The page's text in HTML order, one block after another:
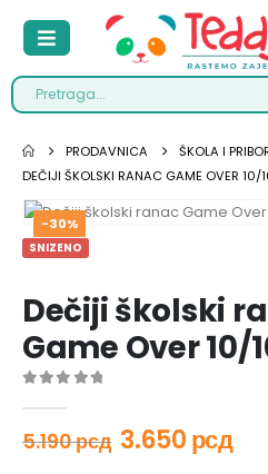
PRODAVNICA ŠKOLA I
DEČIJI ŠKOLSKI RANAC GAME OVER 10/
-30%
SNIZENO
Dečiji školski
Game Over 10/
5.190рсд 3.650рсд